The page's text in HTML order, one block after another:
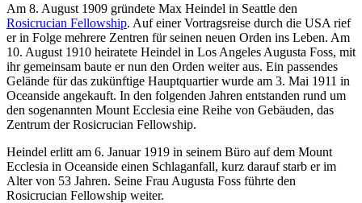
Am 8. August 1909 gründete Max Heindel in Seattle den
Rosicrucian Fellowship. Auf einer Vortragsreise durch die USA rief
er in Folge mehrere Zentren für seinen neuen Orden ins Leben. Am
10. August 1910 heiratete Heindel in Los Angeles Augusta Foss, mit
ihr gemeinsam baute er nun den Orden weiter aus. Ein passendes
Gelände für das zukünftige Hauptquartier wurde am 3. Mai 1911 in
Oceanside angekauft. In den folgenden Jahren entstanden rund um
den sogenannten Mount Ecclesia eine Reihe von Gebäuden, das
Zentrum der Rosicrucian Fellowship.
Heindel erlitt am 6. Januar 1919 in seinem Büro auf dem Mount
Ecclesia in Oceanside einen Schlaganfall, kurz darauf starb er im
Alter von 53 Jahren. Seine Frau Augusta Foss führte den
Rosicrucian Fellowship weiter.